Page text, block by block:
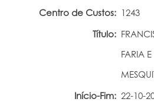
Portal do Investigador
Centro de Custos: 1243
Título:
FARIA
Início-Fim: 22-10-